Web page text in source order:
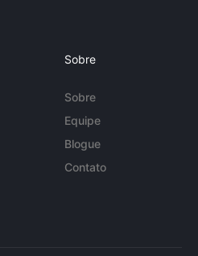
Sobre
Sobre
Equipe
Blogue
Contato